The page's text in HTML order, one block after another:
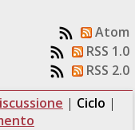
Atom
RSS 1.0
RSS 2.0
| Ciclo |